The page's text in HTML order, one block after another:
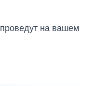
проведут на вашем